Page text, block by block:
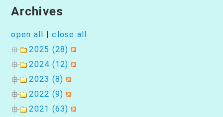
シ
ョ
ン
Archives
open all |close all
2025 (28)
2024 (12)
2023 (8)
2022 (9)
2021 (63)